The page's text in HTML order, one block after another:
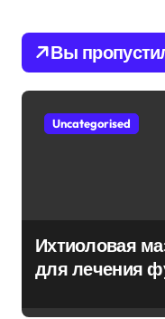
Вы
Uncategorised
Ихтиоловая
для лечения